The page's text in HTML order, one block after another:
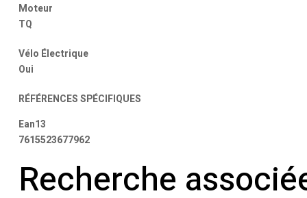
Moteur
TQ
Vélo Électrique
Oui
RÉFÉRENCES SPÉCIFIQUES
Ean13
7615523677962
Recherche